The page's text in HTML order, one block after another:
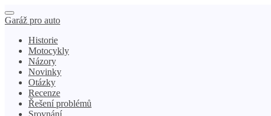
Garáž pro auto
Historie
Motocykly
Názory
Novinky
Otázky
Recenze
Řešení problémů
Srovnání